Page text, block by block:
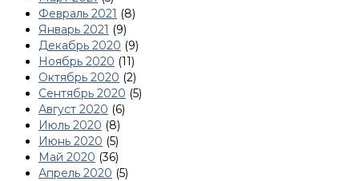
Февраль 2021 (8)
Январь 2021 (9)
Декабрь 2020 (9)
Ноябрь 2020 (11)
Октябрь 2020 (2)
Сентябрь 2020 (5)
Август 2020 (6)
Июль 2020 (8)
Июнь 2020 (5)
Май 2020 (36)
Апрель 2020 (5)